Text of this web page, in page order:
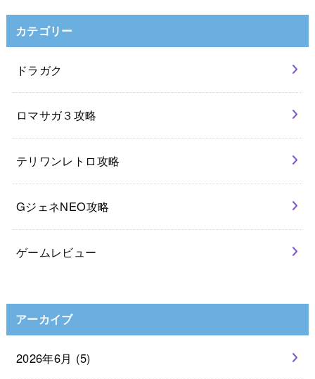
カテゴリー
ドラガク
ロマサガ３攻略
テリワンレトロ攻略
GジェネNEO攻略
ゲームレビュー
アーカイブ
2026年6月 (5)